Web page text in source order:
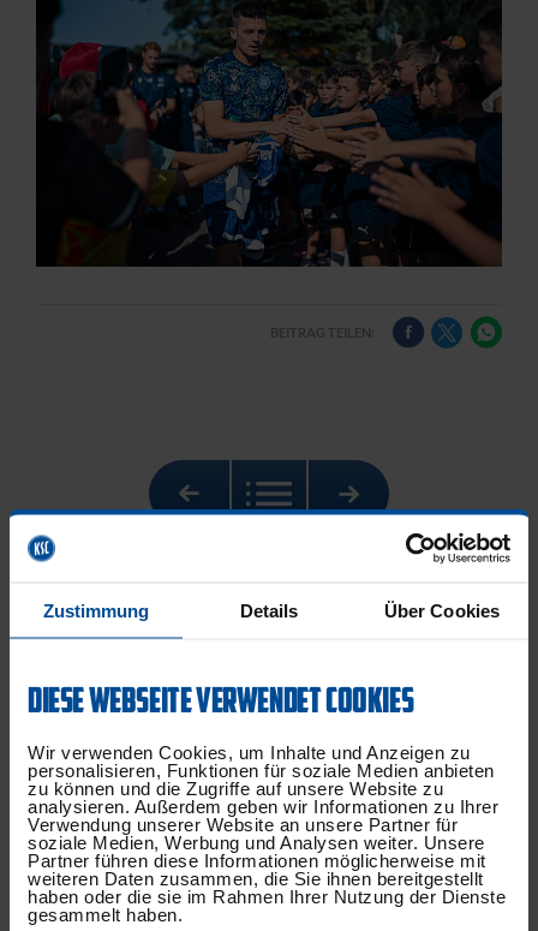
Zustimmung Details Über Cookies
DIESE WEBSEITE VERWENDET COOKIES
Wir verwenden Cookies, um Inhalte und Anzeigen zu
personalisieren, Funktionen für soziale Medien anbieten
zu können und die Zugriffe auf unsere Website zu
analysieren. Außerdem geben wir Informationen zu Ihrer
Verwendung unserer Website an unsere Partner für
soziale Medien, Werbung und Analysen weiter. Unsere
Partner führen diese Informationen möglicherweise mit
weiteren Daten zusammen, die Sie ihnen bereitgestellt
haben oder die sie im Rahmen Ihrer Nutzung der Dienste
gesammelt haben.
BEITRAG TEILEN: